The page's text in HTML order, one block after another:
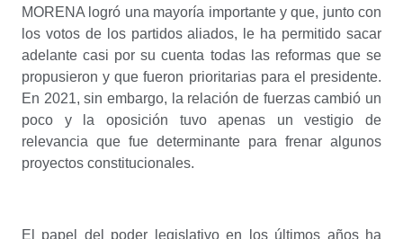
MORENA logró una mayoría importante y que, junto con
los votos de los partidos aliados, le ha permitido sacar
adelante casi por su cuenta todas las reformas que se
propusieron y que fueron prioritarias para el presidente.
En 2021, sin embargo, la relación de fuerzas cambió un
poco y la oposición tuvo apenas un vestigio de
relevancia que fue determinante para frenar algunos
proyectos constitucionales.
El papel del poder legislativo en los últimos años ha